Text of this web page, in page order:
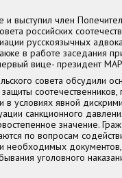
и выступил член
российских
русскоязычных
в работе заседания
вице- президент
совета обсудили
условиях явной
санкционного
значение.
по вопросам
необходимых документов,
уголовного